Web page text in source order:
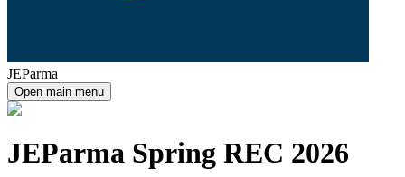
JEParma
Open main menu
JEParma Spring REC 2026